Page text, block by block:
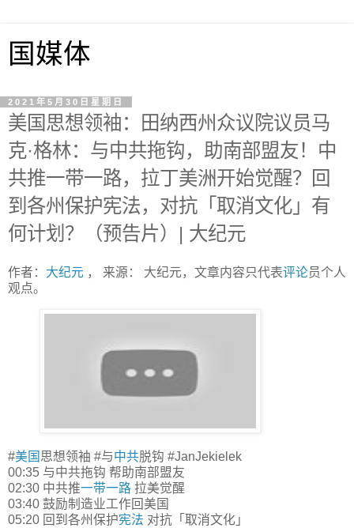
国媒体
2021年5月30日星期日
美国思想领袖：田纳西州众议院议员马
克·格林：与中共拖钩，助南部盟友！中
共推一带一路，拉丁美洲开始觉醒？回
到各州保护宪法，对抗「取消文化」有
何计划？（预告片）| 大纪元
作者： 大纪元 ， 来源： 大纪元，文章内容只代表评论员个人
观点。
#美国 思想领袖 #与中共脱钩 #JanJekielek
00:35 与中共拖钩 帮助南部盟友
02:30 中共推一带一路 拉美觉醒
03:40 鼓励制造业工作回美国
05:20 回到各州保护宪法 对抗「取消文化」